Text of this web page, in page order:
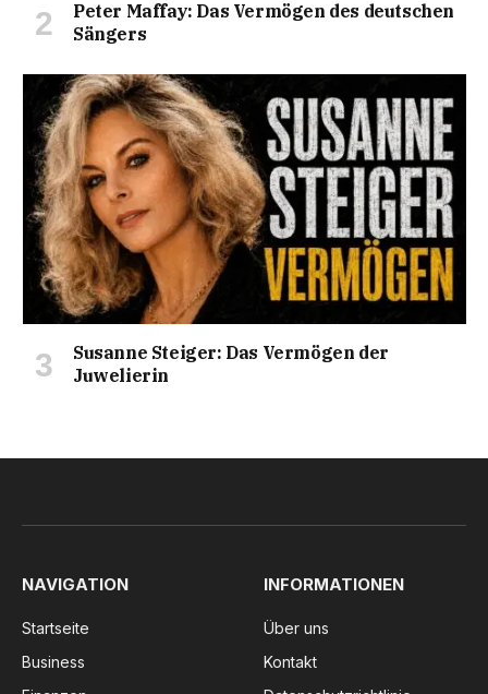
Peter Maffay: Das Vermögen des deutschen
Sängers
Susanne Steiger: Das Vermögen der
Juwelierin
NAVIGATION
Startseite
Business
INFORMATIONEN
Über uns
Kontakt